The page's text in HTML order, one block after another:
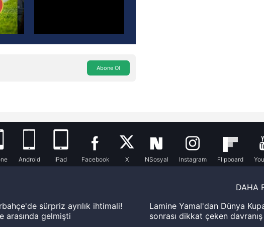
Abone Ol
Android iPad Facebook X NSosyal Instagram Flipboard
DAHA
sürpriz ayrılık ihtimali!
arasında gelmişti
Lamine Yamal'dan Dünya
sonrası dikkat çeken davranış